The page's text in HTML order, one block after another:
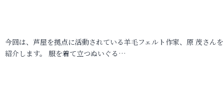
今回は、芦屋を拠点に活動されている羊毛フェルト作家、原 茂さん
紹介します。 服を着て立つぬいぐる…